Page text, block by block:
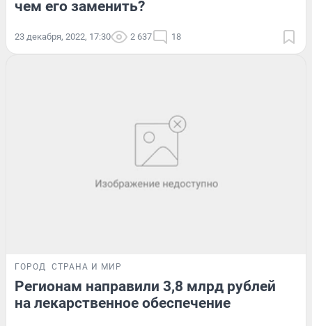
чем его заменить?
23 декабря, 2022, 17:30 2 637 18
ГОРОД СТРАНА И МИР
Регионам направили 3,8 млрд рублей
на лекарственное обеспечение